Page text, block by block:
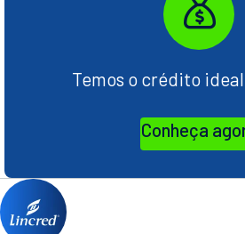
Temos o crédito
Conheça